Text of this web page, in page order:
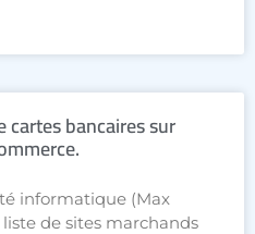
cartes bancaires sur
informatique (Max
de sites marchands